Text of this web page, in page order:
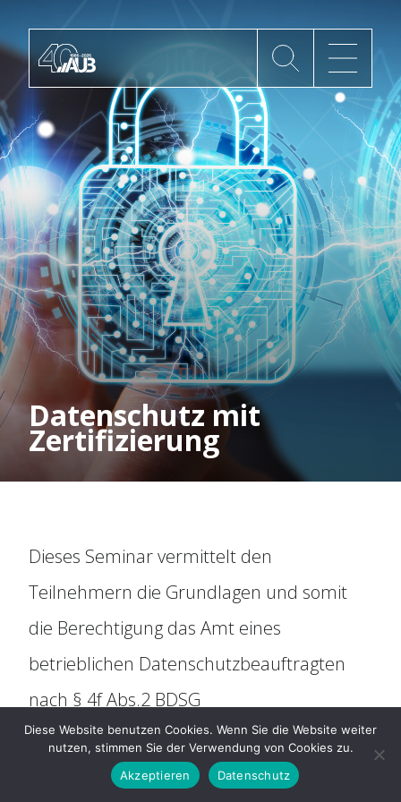
Die AUB
Mitgliedschaft
AUB Videos
Aktuelles
Newsletter
Organisation
Social Media
Für Arbeitnehmer
ARAG Rechtsschutz
Rechtsberatung
Datenschutz mit
Zertifizierung
Dieses Seminar vermittelt den
Teilnehmern die Grundlagen und somit
die Berechtigung das Amt eines
betrieblichen Datenschutzbeauftragten
nach § 4f Abs.2 BDSG
(Bundesdatenschutzgesetz) auszuüben
und fördert somit die Kooperation von
Diese Website benutzen Cookies. Wenn Sie die Website weiter
nutzen, stimmen Sie der Verwendung von Cookies zu.
Akzeptieren
Datenschutz